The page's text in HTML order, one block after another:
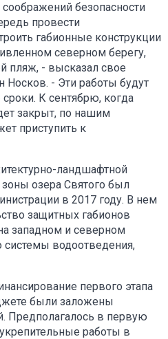
безопасности
провести
габионные конструкции
северном берегу,
пляж, - высказал свое
Носков. - Эти работы будут
К сентябрю, когда
закрыт, по нашим
приступить к
ландшафтной
озера Святого был
в 2017 году. В нем
защитных габионов
западном и северном
системы водоотведения,
первого этапа
были заложены
Предполагалось в первую
работы в